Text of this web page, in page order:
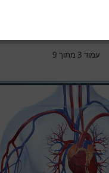
עמוד 3 מתוך 9